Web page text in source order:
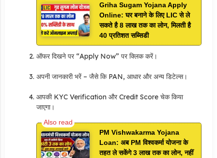
Griha Sugam Yojana Apply
Online: घर बनाने के लिए LIC से ले
सकते है 8 लाख तक का लोन, मिलती है
40 प्रतिशत सब्सिडी
ऑफर दिखने पर “Apply Now” पर क्लिक करें।
अपनी जानकारी भरें – जैसे कि PAN, आधार और अन्य डिटेल्स।
आपकी KYC Verification और Credit Score चेक किया
जाएगा।
PM Vishwakarma Yojana
Loan: अब PM विश्वकर्मा योजना के
तहत ले सकेंगे 3 लाख तक का लोन, नहीं